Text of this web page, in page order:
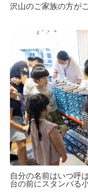
沢山のご家族の方が
自分の名前はいつ呼
台の前にスタンバる